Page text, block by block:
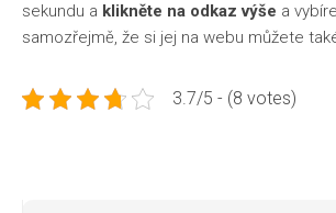
sekundu a klikněte na odkaz výše a
samozřejmě, že si jej na webu můžete
3.7/5 - (8 votes)